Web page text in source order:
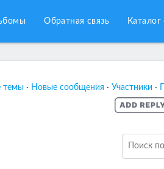
Обратная связь Каталог
темы · Новые сообщения · Участники ·